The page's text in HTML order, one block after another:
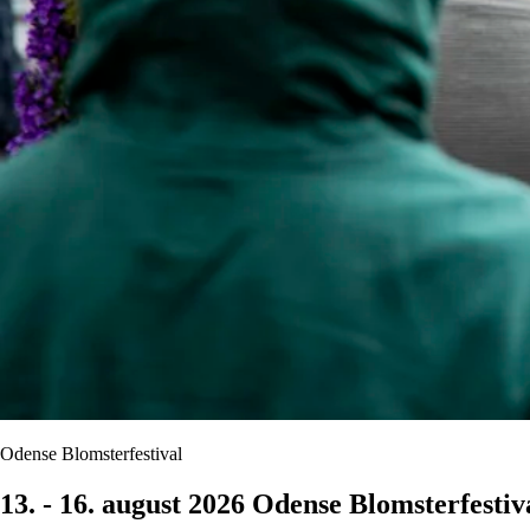
Odense Blomsterfestival
13. - 16. august 2026 Odense